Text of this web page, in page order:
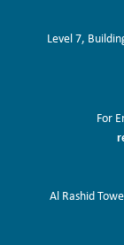
Level 7,
For
Al Rashid